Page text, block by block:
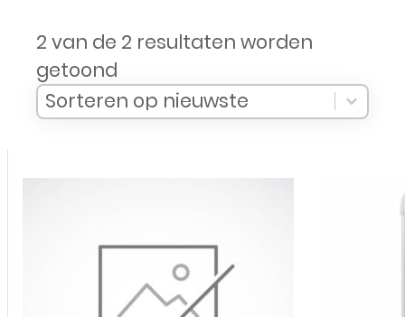
2 van de 2 resultaten worden
getoond
Sort Products
Sort content
Sorteren op nieuwste
Sort content